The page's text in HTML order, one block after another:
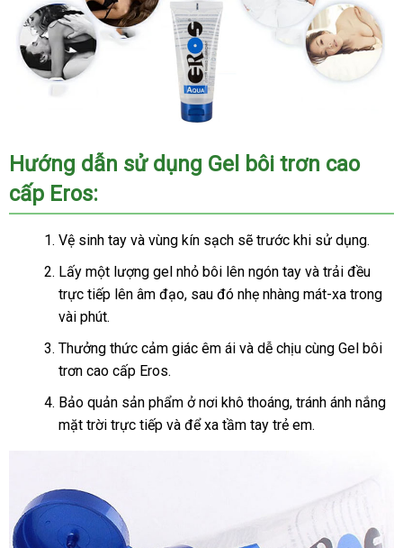
Hướng dẫn sử dụng Gel bôi trơn cao
cấp Eros:
Vệ sinh tay và vùng kín sạch sẽ trước khi sử dụng.
Lấy một lượng gel nhỏ bôi lên ngón tay và trải đều
trực tiếp lên âm đạo, sau đó nhẹ nhàng mát-xa trong
vài phút.
Thưởng thức cảm giác êm ái và dễ chịu cùng Gel bôi
trơn cao cấp Eros.
Bảo quản sản phẩm ở nơi khô thoáng, tránh ánh nắng
mặt trời trực tiếp và để xa tầm tay trẻ em.